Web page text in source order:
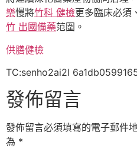
樂慢將竹科 健檢更多臨床必須
竹 出國備藥范圍。
供膳健檢
TC:senho2ai2l
發佈留言
發佈留言必須填寫的電子郵件
為 *